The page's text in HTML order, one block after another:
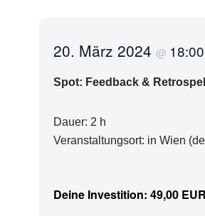
20. März 2024 @ 18:00
Spot: Feedback &
Dauer: 2 h
Veranstaltungsort: in Wien
49,00 EUR